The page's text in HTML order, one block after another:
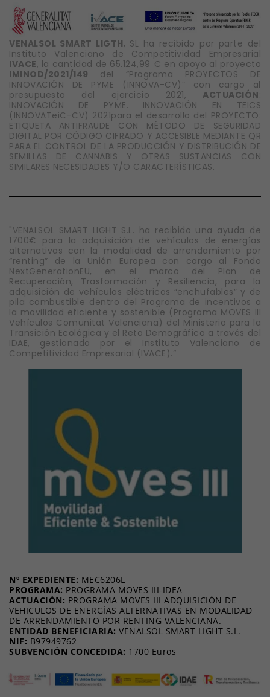
VENALSOL SMART LIGTH, SL ha recibido por parte del
Instituto Valenciano de Competitividad Empresarial
IVACE, la cantidad de 65.124,99 € en apoyo al proyecto
IMINOD/2021/149 del “Programa PROYECTOS DE
INNOVACIÓN DE PYME (INNOVA-CV)” con cargo al
presupuesto del ejercicio 2021, ACTUACIÓN:
INNOVACIÓN DE PYME. INNOVACIÓN EN TEICS
(INNOVATeiC-CV) 2021para el desarrollo del PROYECTO:
ETIQUETA ANTIFRAUDE CON MÉTODO DE SEGURIDAD
DIGITAL POR CÓDIGO CIFRADO Y ACCESIBLE MEDIANTE QR
PARA EL CONTROL DE LA PRODUCCIÓN Y DISTRIBUCIÓN DE
SEMILLAS DE CANNABIS Y OTRAS SUSTANCIAS CON
SIMILARES NECESIDADES Y/O CARACTERÍSTICAS.
"VENALSOL SMART LIGHT S.L. ha recibido una ayuda de
1700€ para la adquisición de vehículos de energías
alternativas con la modalidad de arrendamiento por
“renting” de la Unión Europea con cargo al Fondo
NextGenerationEU, en el marco del Plan de
Recuperación, Trasformación y Resiliencia, para la
adquisición de vehículos eléctricos “enchufables” y de
pila combustible dentro del Programa de incentivos a
la movilidad eficiente y sostenible (Programa MOVES III
Vehículos Comunitat Valenciana) del Ministerio para la
Transición Ecológica y el Reto Demográfico a través del
IDAE, gestionado por el Instituto Valenciano de
Competitividad Empresarial (IVACE).”
Nº EXPEDIENTE: MEC6206L
PROGRAMA: PROGRAMA MOVES III-IDEA
ACTUACIÓN: PROGRAMA MOVES III ADQUISICIÓN DE
VEHICULOS DE ENERGÍAS ALTERNATIVAS EN MODALIDAD
DE ARRENDAMIENTO POR RENTING VALENCIANA.
ENTIDAD BENEFICIARIA: VENALSOL SMART LIGHT S.L.
NIF: B97949762
SUBVENCIÓN CONCEDIDA: 1700 Euros